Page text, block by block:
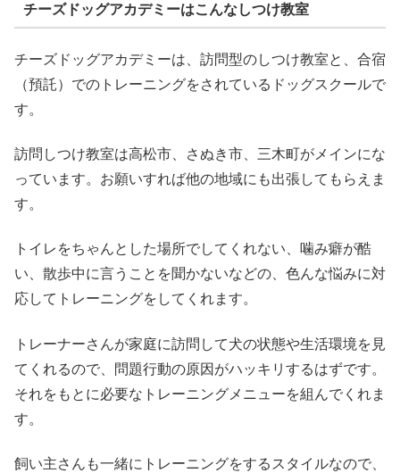
チーズドッグアカデミーはこんなしつけ教室
チーズドッグアカデミーは、訪問型のしつけ教室と、合宿
（預託）でのトレーニングをされているドッグスクールで
す。
訪問しつけ教室は高松市、さぬき市、三木町がメインにな
っています。お願いすれば他の地域にも出張してもらえま
す。
トイレをちゃんとした場所でしてくれない、噛み癖が酷
い、散歩中に言うことを聞かないなどの、色んな悩みに対
応してトレーニングをしてくれます。
トレーナーさんが家庭に訪問して犬の状態や生活環境を見
てくれるので、問題行動の原因がハッキリするはずです。
それをもとに必要なトレーニングメニューを組んでくれま
す。
飼い主さんも一緒にトレーニングをするスタイルなので、